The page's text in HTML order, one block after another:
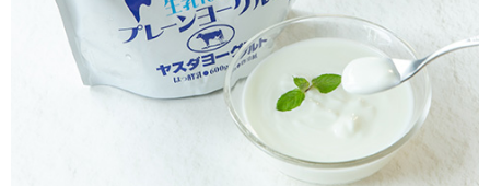
単品販売
定期購入